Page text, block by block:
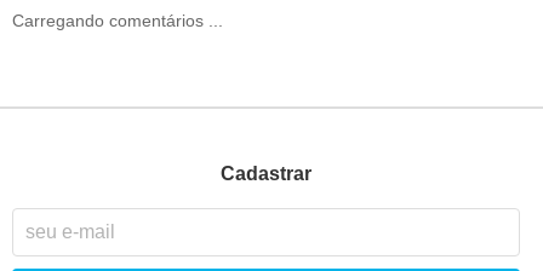
Carregando comentários ...
Cadastrar